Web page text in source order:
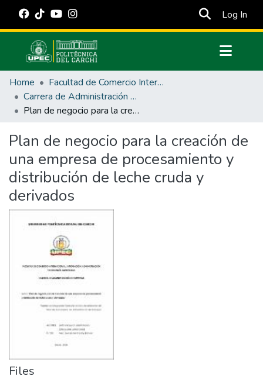
Log In
Communities & Collections
All of DSpace
Statistics
Estadísticas Externas
Manuales
Home
Facultad de Comercio Internacional, Integración, Administración y Economía Empresarial
Carrera de Administración de Empresas y Marketing
Plan de negocio para la creación de una empresa de procesamiento y distribución de leche cruda y derivados
Plan de negocio para la creación de
una empresa de procesamiento y
distribución de leche cruda y
derivados
Files